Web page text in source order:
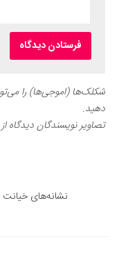
شکلک‌ها (اموجی‌ها) را
دهید.
تصاویر نویسندگان دیدگاه
نشانه‌های خیانت